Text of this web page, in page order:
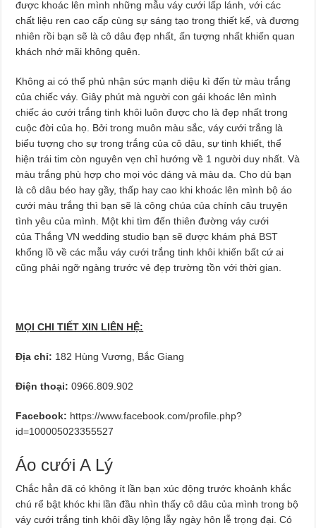
được khoác lên mình những mẫu váy cưới lấp lánh, với các
chất liệu ren cao cấp cùng sự sáng tạo trong thiết kế, và đương
nhiên rồi bạn sẽ là cô dâu đẹp nhất, ấn tượng nhất khiến quan
khách nhớ mãi không quên.
Không ai có thể phủ nhận sức mạnh diệu kì đến từ màu trắng
của chiếc váy. Giây phút mà người con gái khoác lên mình
chiếc áo cưới trắng tinh khôi luôn được cho là đẹp nhất trong
cuộc đời của họ. Bởi trong muôn màu sắc, váy cưới trắng là
biểu tượng cho sự trong trắng của cô dâu, sự tinh khiết, thể
hiện trái tim còn nguyên vẹn chỉ hướng về 1 người duy nhất. Và
màu trắng phù hợp cho mọi vóc dáng và màu da. Cho dù bạn
là cô dâu béo hay gầy, thấp hay cao khi khoác lên mình bộ áo
cưới màu trắng thì bạn sẽ là công chúa của chính câu truyện
tình yêu của mình. Một khi tìm đến thiên đường váy cưới
của Thắng VN wedding studio bạn sẽ được khám phá BST
khổng lồ về các mẫu váy cưới trắng tinh khôi khiến bất cứ ai
cũng phải ngỡ ngàng trước vẻ đẹp trường tồn với thời gian.
MỌI CHI TIẾT XIN LIÊN HỆ:
Địa chỉ: 182 Hùng Vương, Bắc Giang
Điện thoại: 0966.809.902
Facebook: https://www.facebook.com/profile.php?
id=100005023355527
Áo cưới A Lý
Chắc hẳn đã có không ít lần bạn xúc động trước khoảnh khắc
chú rể bật khóc khi lần đầu nhìn thấy cô dâu của mình trong bộ
váy cưới trắng tinh khôi đầy lộng lẫy ngày hôn lễ trọng đại. Có